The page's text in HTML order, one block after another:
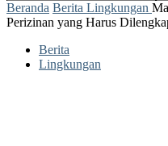
Beranda Berita Lingkungan
Perizinan yang Harus
Berita
Lingkungan